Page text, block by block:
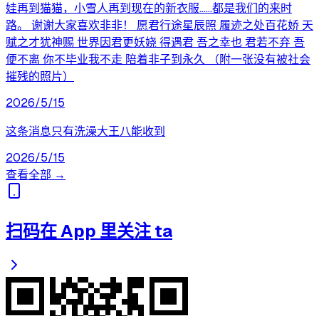
娃再到猫猫，小雪人再到现在的新衣服……都是我们的来时
路。 谢谢大家喜欢非非！ 愿君行途星辰照 履迹之处百花娇 天
赋之才犹神赐 世界因君更妖娆 得遇君 吾之幸也 君若不弃 吾
便不离 你不毕业我不走 陪着非子到永久 （附一张没有被社会
摧残的照片）
2026/5/15
这条消息只有洗澡大王八能收到
2026/5/15
查看全部 →
扫码在 App 里关注 ta